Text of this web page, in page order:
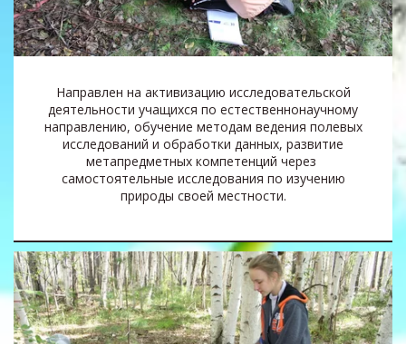
Направлен на активизацию исследовательской
деятельности учащихся по естественнонаучному
направлению, обучение методам ведения полевых
исследований и обработки данных, развитие
метапредметных компетенций через
самостоятельные исследования по изучению
природы своей местности.